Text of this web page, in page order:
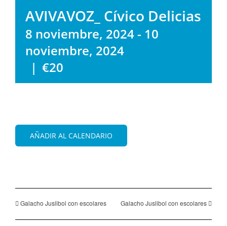
AVIVAVOZ_ Cívico Delicias
8 noviembre, 2024- 10
noviembre, 2024
| €20
AÑADIR AL CALENDARIO
Galacho Juslibol con escolares Galacho Juslibol con escolares